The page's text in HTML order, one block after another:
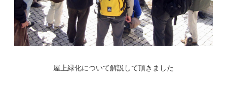
屋上緑化について解説して頂きました